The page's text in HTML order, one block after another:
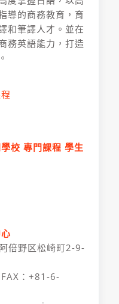
導的商務教育，育
和筆譯人才。並在
務英語能力，打造
校 專門課程 學生
倍野区松崎町2-9-
：+81-6-